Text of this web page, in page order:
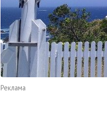
Реклама